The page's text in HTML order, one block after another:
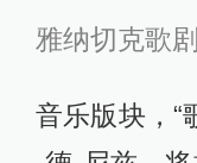
雅纳切克歌剧
音乐版块，“